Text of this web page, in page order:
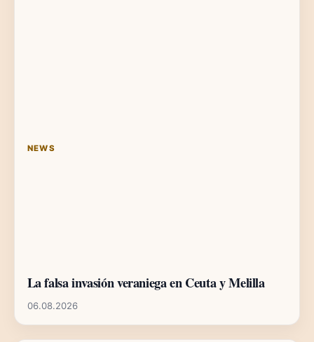
NEWS
La falsa invasión veraniega en Ceuta y Melilla
06.08.2026